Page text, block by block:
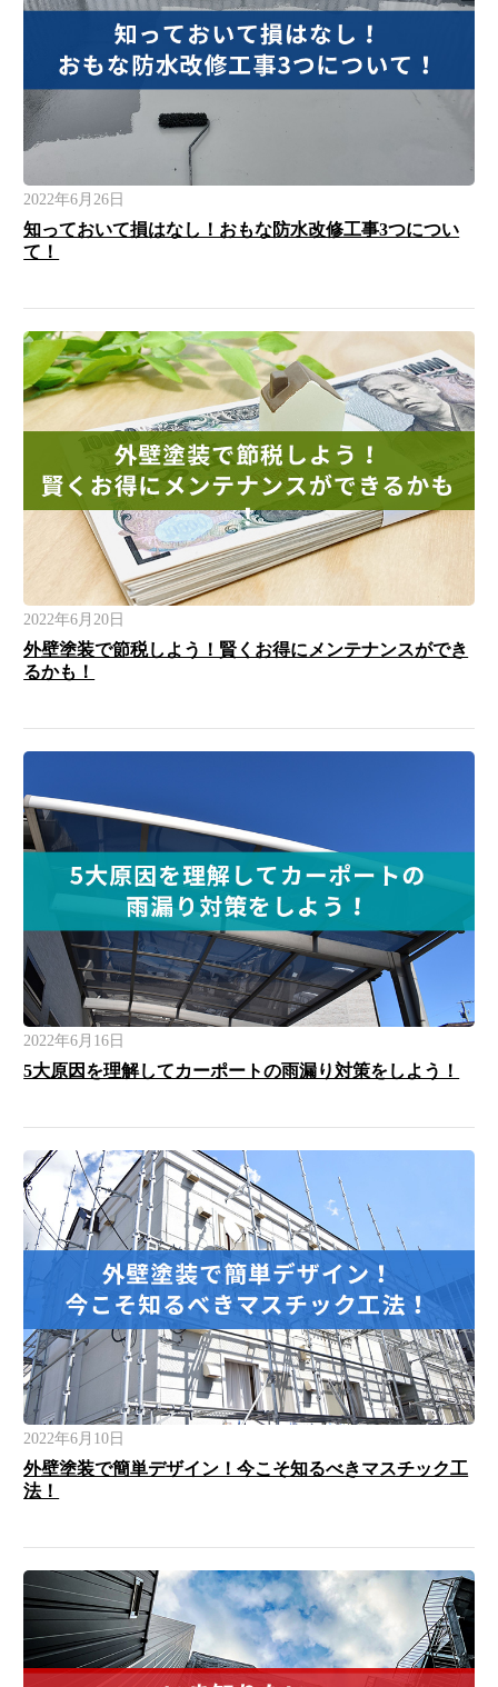
2022年6月26日
知っておいて損はなし！おもな防水改修工事3つについ
て！
2022年6月20日
外壁塗装で節税しよう！賢くお得にメンテナンスができ
るかも！
2022年6月16日
5大原因を理解してカーポートの雨漏り対策をしよう！
2022年6月10日
外壁塗装で簡単デザイン！今こそ知るべきマスチック工
法！